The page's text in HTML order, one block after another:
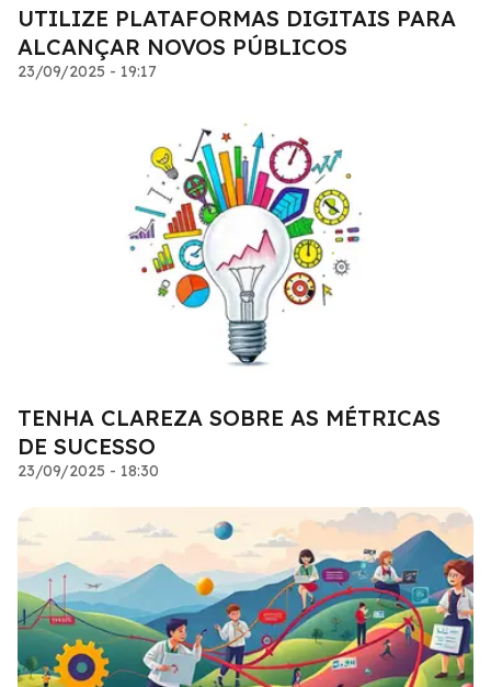
UTILIZE PLATAFORMAS DIGITAIS PARA
ALCANÇAR NOVOS PÚBLICOS
23/09/2025 - 19:17
TENHA CLAREZA SOBRE AS MÉTRICAS
DE SUCESSO
23/09/2025 - 18:30